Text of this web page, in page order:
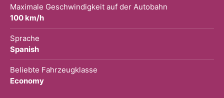
Maximale Geschwindigkeit auf der Autobahn
100 km/h
Sprache
Spanish
Beliebte Fahrzeugklasse
Economy